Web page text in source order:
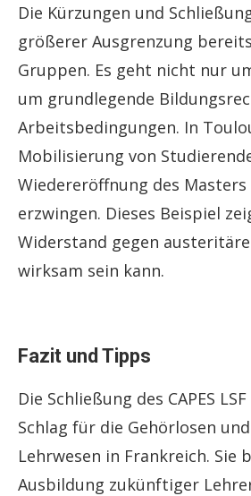
Die Kürzungen und
größerer Ausgrenzung
Gruppen. Es geht nicht nur
um grundlegende
Arbeitsbedingungen. In
Mobilisierung von
Wiedereröffnung des Masters
erzwingen. Dieses Beispiel
Widerstand gegen
wirksam sein kann.
Fazit und Tipps
Die Schließung des CAPES
Schlag für die Gehörlosen und
Lehrwesen in Frankreich. Sie
Ausbildung zukünftiger